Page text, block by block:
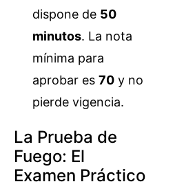
dispone de 50
minutos. La nota
mínima para
aprobar es 70 y no
pierde vigencia.
La Prueba de
Fuego: El
Examen Práctico